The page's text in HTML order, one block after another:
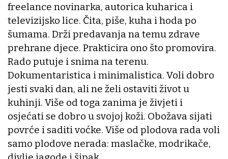
freelance novinarka, autorica kuharica i
televizijsko lice. Čita, piše, kuha i hoda po
šumama. Drži predavanja na temu zdrave
prehrane djece. Prakticira ono što promovira.
Rado putuje i snima na terenu.
Dokumentaristica i minimalistica. Voli dobro
jesti svaki dan, ali ne želi ostaviti život u
kuhinji. Više od toga zanima je živjeti i
osjećati se dobro u svojoj koži. Obožava sijati
povrće i saditi voćke. Više od plodova rada voli
samo plodove nerada: maslačke, modrikače,